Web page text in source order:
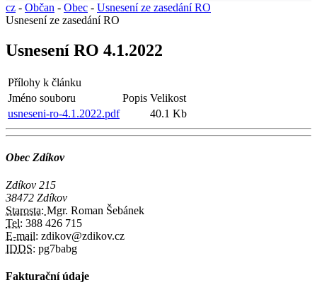
cz - Občan - Obec - Usnesení ze zasedání RO
Usnesení ze zasedání RO
Usnesení RO 4.1.2022
Přílohy k článku
Jméno souboru
Popis Velikost
usneseni-ro-4.1.2022.pdf
40.1 Kb
Obec Zdíkov
Zdíkov 215
38472 Zdíkov
Starosta: Mgr. Roman Šebánek
Tel: 388 426 715
E-mail: zdikov@zdikov.cz
IDDS: pg7babg
Fakturační údaje